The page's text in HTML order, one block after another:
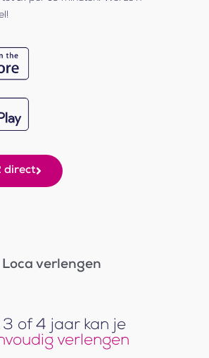
direct
Loca verlengen
3 of 4 jaar kan je
verlengen